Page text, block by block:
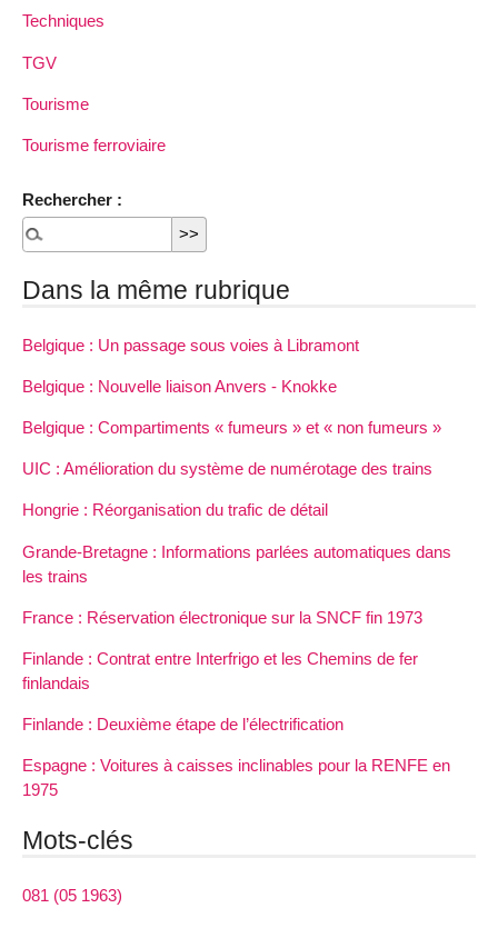
Techniques
TGV
Tourisme
Tourisme ferroviaire
Rechercher :
Dans la même rubrique
Belgique : Un passage sous voies à Libramont
Belgique : Nouvelle liaison Anvers - Knokke
Belgique : Compartiments « fumeurs » et « non fumeurs »
UIC : Amélioration du système de numérotage des trains
Hongrie : Réorganisation du trafic de détail
Grande-Bretagne : Informations parlées automatiques dans
les trains
France : Réservation électronique sur la SNCF fin 1973
Finlande : Contrat entre Interfrigo et les Chemins de fer
finlandais
Finlande : Deuxième étape de l’électrification
Espagne : Voitures à caisses inclinables pour la RENFE en
1975
Mots-clés
081 (05 1963)